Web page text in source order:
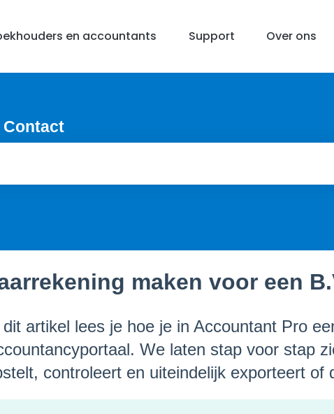
en accountants Support Over ons
Contact
maken voor een
dit artikel lees je hoe je in Accountant Pro
We laten stap voor stap
controleert en uiteindelijk exporteert of